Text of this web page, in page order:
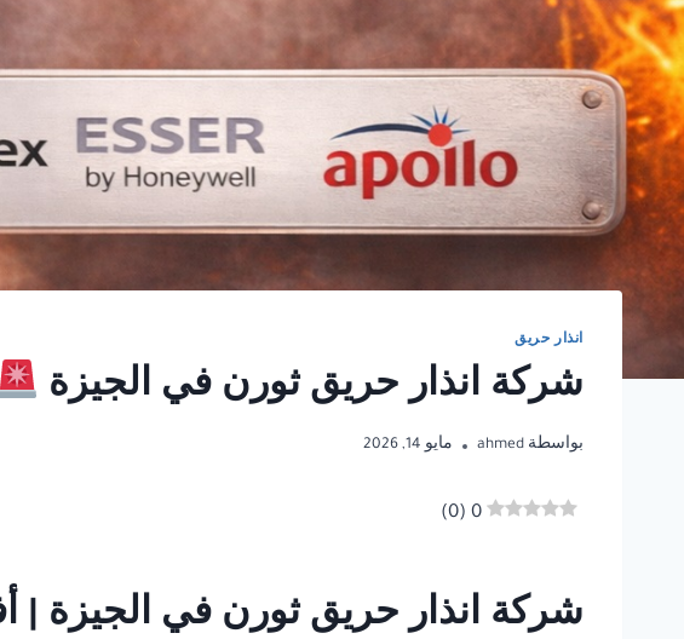
انذار حريق
شركة انذار حريق ثورن في الجيزة
بواسطة ahmed مايو 14, 2026
0
(
0
)
شركة انذار حريق ثورن في الجيزة |